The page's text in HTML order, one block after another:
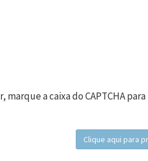
marque a caixa do CAPTCHA
Clique aqui para